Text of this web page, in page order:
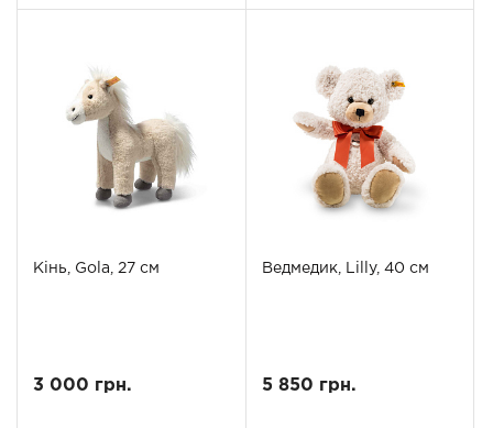
Кінь, Gola, 27 см
3 000 грн.
Ведмедик, Lilly, 40 см
5 850 грн.